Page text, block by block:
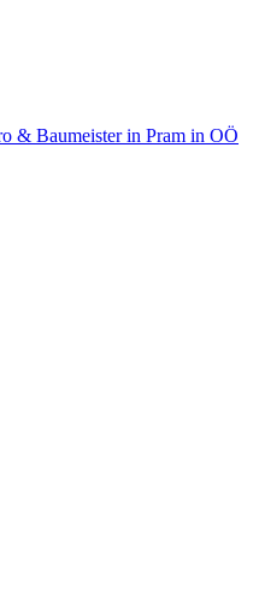
& Baumeister in Pram in OÖ